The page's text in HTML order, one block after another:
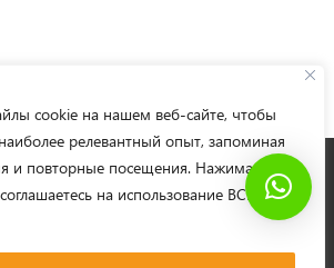
cookie на нашем веб-сайте, чтобы
релевантный опыт, запоминая
и повторные посещения. Нажимая
на использование ВСЕХ
MPower